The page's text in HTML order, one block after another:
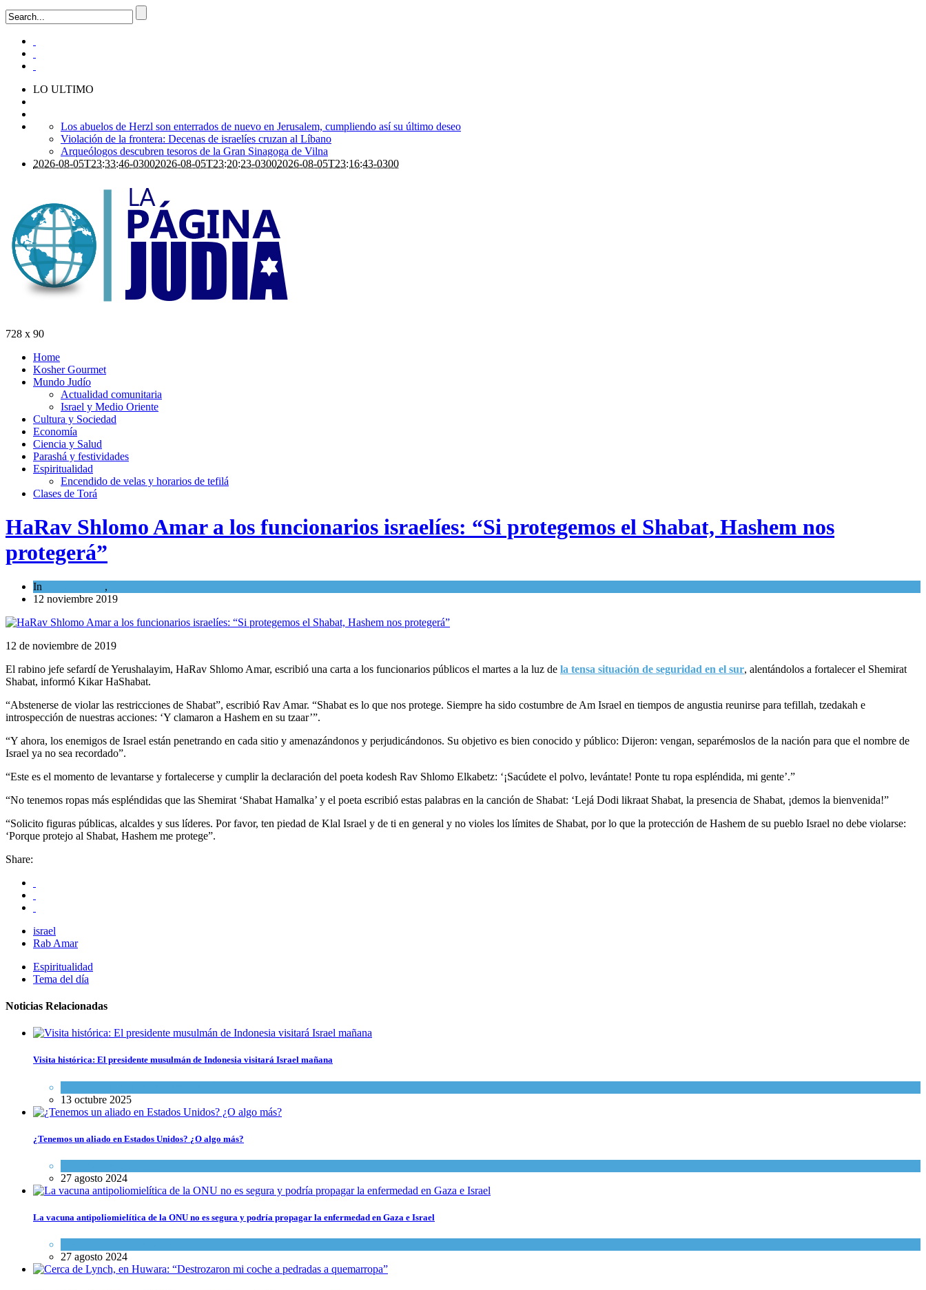
LO ULTIMO
Los abuelos de Herzl son enterrados de nuevo en Jerusalem, cumpliendo así su último deseo
Violación de la frontera: Decenas de israelíes cruzan al Líbano
Arqueólogos descubren tesoros de la Gran Sinagoga de Vilna
2026-08-05T23:33:46-03002026-08-05T23:20:23-03002026-08-05T23:16:43-0300
728 x 90
Home
Kosher Gourmet
Mundo Judío
Actualidad comunitaria
Israel y Medio Oriente
Cultura y Sociedad
Economía
Ciencia y Salud
Parashá y festividades
Espiritualidad
Encendido de velas y horarios de tefilá
Clases de Torá
HaRav Shlomo Amar a los funcionarios israelíes: “Si protegemos el Shabat, Hashem nos
protegerá”
In ,
12 noviembre 2019
12 de noviembre de 2019
El rabino jefe sefardí de Yerushalayim, HaRav Shlomo Amar, escribió una carta a los funcionarios públicos el martes a la luz de la tensa situación de seguridad en el sur, alentándolos a fortalecer el Shemirat
Shabat, informó Kikar HaShabat.
“Abstenerse de violar las restricciones de Shabat”, escribió Rav Amar. “Shabat es lo que nos protege. Siempre ha sido costumbre de Am Israel en tiempos de angustia reunirse para tefillah, tzedakah e
introspección de nuestras acciones: ‘Y clamaron a Hashem en su tzaar’”.
“Y ahora, los enemigos de Israel están penetrando en cada sitio y amenazándonos y perjudicándonos. Su objetivo es bien conocido y público: Dijeron: vengan, separémoslos de la nación para que el nombre de
Israel ya no sea recordado”.
“Este es el momento de levantarse y fortalecerse y cumplir la declaración del poeta kodesh Rav Shlomo Elkabetz: ‘¡Sacúdete el polvo, levántate! Ponte tu ropa espléndida, mi gente’.”
“No tenemos ropas más espléndidas que las Shemirat ‘Shabat Hamalka’ y el poeta escribió estas palabras en la canción de Shabat: ‘Lejá Dodi likraat Shabat, la presencia de Shabat, ¡demos la bienvenida!”
“Solicito figuras públicas, alcaldes y sus líderes. Por favor, ten piedad de Klal Israel y de ti en general y no violes los límites de Shabat, por lo que la protección de Hashem de su pueblo Israel no debe violarse:
‘Porque protejo al Shabat, Hashem me protege”.
Share:
israel
Rab Amar
Espiritualidad
Tema del día
Noticias Relacionadas
Visita histórica: El presidente musulmán de Indonesia visitará Israel mañana
13 octubre 2025
¿Tenemos un aliado en Estados Unidos? ¿O algo más?
27 agosto 2024
La vacuna antipoliomielítica de la ONU no es segura y podría propagar la enfermedad en Gaza e Israel
27 agosto 2024